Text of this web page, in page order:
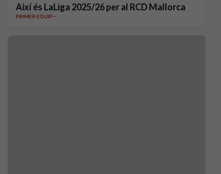
Així és LaLiga 2025/26 per al RCD Mallorca
PRIMER EQUIP